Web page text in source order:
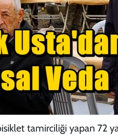
tamirciliği yapan 72